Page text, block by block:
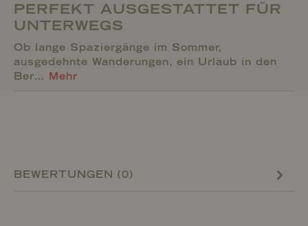
PERFEKT AUSGESTATTET FÜR
UNTERWEGS
Ob lange Spaziergänge im Sommer,
ausgedehnte Wanderungen, ein Urlaub in den
Ber… Mehr
BEWERTUNGEN (0)